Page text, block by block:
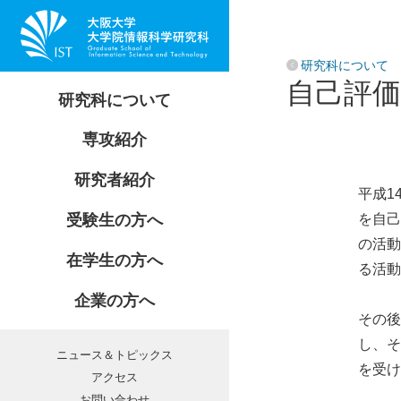
研究科について
研究科長からのメッセージ
創設の目的と理念
情報科学研究科 刊行物
自己評価・外部評価報告書
教育研究組織・事務組織
受賞・授賞
専攻紹介
情報基礎数学専攻
情報システム工学専攻
情報ネットワーク学専攻
バイオ情報工学専攻
研究者紹介
情報基礎数学専攻
情報システム工学専攻
情報ネットワーク学専攻
バイオ情報工学専攻
受験生の方へ
入学ルート
入試情報
教育活動
在学生の方へ
講義・履修
開講・休講情報
就職・インターンシップ
留学生向け情報
企業の方へ
共同研究・委託研究
産学連携企画室
ニュース＆トピックス
アクセス
研究科について
自己評
平成
を自
の活
る活
その
し、
を受